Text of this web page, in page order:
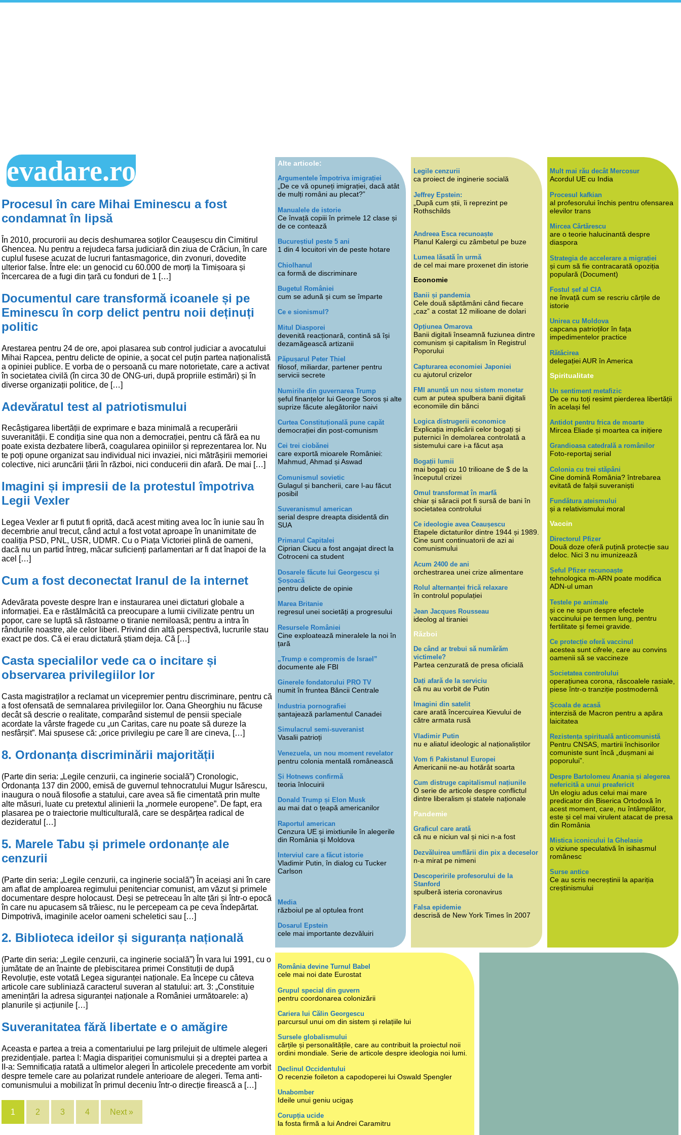
evadare.ro
Procesul în care Mihai Eminescu a fost
condamnat în lipsă
În 2010, procurorii au decis deshumarea soților Ceaușescu din Cimitirul
Ghencea. Nu pentru a rejudeca farsa judiciară din ziua de Crăciun, în care
cuplul fusese acuzat de lucruri fantasmagorice, din zvonuri, dovedite
ulterior false. Între ele: un genocid cu 60.000 de morți la Timișoara și
încercarea de a fugi din țară cu fonduri de 1 […]
Documentul care transformă icoanele și pe
Eminescu în corp delict pentru noii deținuți
politic
Arestarea pentru 24 de ore, apoi plasarea sub control judiciar a avocatului
Mihai Rapcea, pentru delicte de opinie, a șocat cel puțin partea naționalistă
a opiniei publice. E vorba de o persoană cu mare notorietate, care a activat
în societatea civilă (în circa 30 de ONG-uri, după propriile estimări) și în
diverse organizații politice, de […]
Adevăratul test al patriotismului
Recâștigarea libertății de exprimare e baza minimală a recuperării
suveranității. E condiția sine qua non a democrației, pentru că fără ea nu
poate exista dezbatere liberă, coagularea opiniilor și reprezentarea lor. Nu
te poți opune organizat sau individual nici invaziei, nici mătrășirii memoriei
colective, nici aruncării țării în război, nici conducerii din afară. De mai […]
Imagini și impresii de la protestul împotriva
Legii Vexler
Legea Vexler ar fi putut fi oprită, dacă acest miting avea loc în iunie sau în
decembrie anul trecut, când actul a fost votat aproape în unanimitate de
coaliția PSD, PNL, USR, UDMR. Cu o Piața Victoriei plină de oameni,
dacă nu un partid întreg, măcar suficienți parlamentari ar fi dat înapoi de la
acel […]
Cum a fost deconectat Iranul de la internet
Adevărata poveste despre Iran e instaurarea unei dictaturi globale a
informației. Ea e răstălmăcită ca preocupare a lumii civilizate pentru un
popor, care se luptă să răstoarne o tiranie nemiloasă; pentru a intra în
rândurile noastre, ale celor liberi. Privind din altă perspectivă, lucrurile stau
exact pe dos. Că ei erau dictatură știam deja. Că […]
Casta specialilor vede ca o incitare și
observarea privilegiilor lor
Casta magistraților a reclamat un vicepremier pentru discriminare, pentru că
a fost ofensată de semnalarea privilegiilor lor. Oana Gheorghiu nu făcuse
decât să descrie o realitate, comparând sistemul de pensii speciale
acordate la vârste fragede cu „un Caritas, care nu poate să dureze la
nesfârșit”. Mai spusese că: „orice privilegiu pe care îl are cineva, […]
8. Ordonanța discriminării majorității
(Parte din seria: „Legile cenzurii, ca inginerie socială”) Cronologic,
Ordonanța 137 din 2000, emisă de guvernul tehnocratului Mugur Isărescu,
inaugura o nouă filosofie a statului, care avea să fie cimentată prin multe
alte măsuri, luate cu pretextul alinierii la „normele europene”. De fapt, era
plasarea pe o traiectorie multiculturală, care se despărțea radical de
dezideratul […]
5. Marele Tabu și primele ordonanțe ale
cenzurii
(Parte din seria: „Legile cenzurii, ca inginerie socială”) În aceiași ani în care
am aflat de amploarea regimului penitenciar comunist, am văzut și primele
documentare despre holocaust. Deși se petreceau în alte țări și într-o epocă
în care nu apucasem să trăiesc, nu le percepeam ca pe ceva îndepărtat.
Dimpotrivă, imaginile acelor oameni scheletici sau […]
2. Biblioteca ideilor și siguranța națională
(Parte din seria: „Legile cenzurii, ca inginerie socială”) În vara lui 1991, cu o
jumătate de an înainte de plebiscitarea primei Constituții de după
Revoluție, este votată Legea siguranței naționale. Ea începe cu câteva
articole care subliniază caracterul suveran al statului: art. 3: „Constituie
amenințări la adresa siguranței naționale a României următoarele: a)
planurile și acțiunile […]
Suveranitatea fără libertate e o amăgire
Aceasta e partea a treia a comentariului pe larg prilejuit de ultimele alegeri
prezidențiale. partea I: Magia dispariției comunismului și a dreptei partea a
II-a: Semnificația ratată a ultimelor alegeri În articolele precedente am vorbit
despre temele care au polarizat rundele anterioare de alegeri. Tema anti-
comunismului a mobilizat în primul deceniu într-o direcție firească a […]
1 2 3 4 Next »
Alte articole:
Argumentele împotriva imigrației
„De ce vă opuneți imigrației, dacă atât
de mulți români au plecat?”
Manualele de istorie
Ce învață copiii în primele 12 clase și
de ce contează
Bucureștiul peste 5 ani
1 din 4 locuitori vin de peste hotare
Chiolhanul
ca formă de discriminare
Bugetul României
cum se adună și cum se împarte
Ce e sionismul?
Mitul Diasporei
devenită reacționară, contină să își
dezamăgească artizanii
Păpușarul Peter Thiel
filosof, miliardar, partener pentru
servicii secrete
Numirile din guvernarea Trump
șeful finanțelor lui George Soros și alte
suprize făcute alegătorilor naivi
Curtea Constituțională pune capăt
democrației din post-comunism
Cei trei ciobănei
care exportă mioarele României:
Mahmud, Ahmad și Aswad
Comunismul sovietic
Gulagul și bancherii, care l-au făcut
posibil
Suveranismul american
serial despre dreapta disidentă din
SUA
Primarul Capitalei
Ciprian Ciucu a fost angajat direct la
Cotroceni ca student
Dosarele făcute lui Georgescu și
Șoșoacă
pentru delicte de opinie
Marea Britanie
regresul unei societăți a progresului
Resursele României
Cine exploatează mineralele la noi în
țară
„Trump e compromis de Israel”
documente ale FBI
Ginerele fondatorului PRO TV
numit în fruntea Băncii Centrale
Industria pornografiei
șantajează parlamentul Canadei
Simulacrul semi-suveranist
Vasalii patrioți
Venezuela, un nou moment revelator
pentru colonia mentală românească
Și Hotnews confirmă
teoria înlocuirii
Donald Trump și Elon Musk
au mai dat o țeapă americanilor
Raportul american
Cenzura UE și imixtiunile în alegerile
din România și Moldova
Interviul care a făcut istorie
Vladimir Putin, în dialog cu Tucker
Carlson
Media
războiul pe al optulea front
Dosarul Epstein
cele mai importante dezvăluiri
Legile cenzurii
ca proiect de inginerie socială
Jeffrey Epstein:
„După cum știi, îi reprezint pe
Rothschilds
Andreea Esca recunoaște
Planul Kalergi cu zâmbetul pe buze
Lumea lăsată în urmă
de cel mai mare proxenet din istorie
Economie
Banii și pandemia
Cele două săptămâni când fiecare
„caz” a costat 12 milioane de dolari
Opțiunea Omarova
Banii digitali înseamnă fuziunea dintre
comunism și capitalism în Registrul
Poporului
Capturarea economiei Japoniei
cu ajutorul crizelor
FMI anunță un nou sistem monetar
cum ar putea spulbera banii digitali
economiile din bănci
Logica distrugerii economice
Explicația implicării celor bogați și
puternici în demolarea controlată a
sistemului care i-a făcut așa
Bogații lumii
mai bogați cu 10 trilioane de $ de la
începutul crizei
Omul transformat în marfă
chiar și săracii pot fi sursă de bani în
societatea controlului
Ce ideologie avea Ceaușescu
Etapele dictaturilor dintre 1944 și 1989.
Cine sunt continuatorii de azi ai
comunismului
Acum 2400 de ani
orchestrarea unei crize alimentare
Rolul alternanței frică relaxare
în controlul populației
Jean Jacques Rousseau
ideolog al tiraniei
Război
De când ar trebui să numărăm
victimele?
Partea cenzurată de presa oficială
Dați afară de la serviciu
că nu au vorbit de Putin
Imagini din satelit
care arată încercuirea Kievului de
către armata rusă
Vladimir Putin
nu e aliatul ideologic al naționaliștilor
Vom fi Pakistanul Europei
Americanii ne-au hotărât soarta
Cum distruge capitalismul națiunile
O serie de articole despre conflictul
dintre liberalism și statele naționale
Pandemie
Graficul care arată
că nu e niciun val și nici n-a fost
Dezvăluirea umflării din pix a deceselor
n-a mirat pe nimeni
Descoperirile profesorului de la
Stanford
spulberă isteria coronavirus
Falsa epidemie
descrisă de New York Times în 2007
Mult mai rău decât Mercosur
Acordul UE cu India
Procesul kafkian
al profesorului închis pentru ofensarea
elevilor trans
Mircea Cărtărescu
are o teorie halucinantă despre
diaspora
Strategia de accelerare a migrației
și cum să fie contracarată opoziția
populară (Document)
Fostul șef al CIA
ne învață cum se rescriu cărțile de
istorie
Unirea cu Moldova
capcana patrioților în fața
impedimentelor practice
Rătăcirea
delegației AUR în America
Spiritualitate
Un sentiment metafizic
De ce nu toți resimt pierderea libertății
în același fel
Antidot pentru frica de moarte
Mircea Eliade și moartea ca inițiere
Grandioasa catedrală a românilor
Foto-reportaj serial
Colonia cu trei stăpâni
Cine domină România? întrebarea
evitată de falșii suveraniști
Fundătura ateismului
și a relativismului moral
Vaccin
Directorul Pfizer
Două doze oferă puțină protecție sau
deloc. Nici 3 nu imunizează
Șeful Pfizer recunoaște
tehnologica m-ARN poate modifica
ADN-ul uman
Testele pe animale
și ce ne spun despre efectele
vaccinului pe termen lung, pentru
fertilitate și femei gravide.
Ce protecție oferă vaccinul
acestea sunt cifrele, care au convins
oamenii să se vaccineze
Societatea controlului
operațiunea corona, răscoalele rasiale,
piese într-o tranziție postmodernă
Școala de acasă
interzisă de Macron pentru a apăra
laicitatea
Rezistența spirituală anticomunistă
Pentru CNSAS, martirii închisorilor
comuniste sunt încă „dușmani ai
poporului”.
Despre Bartolomeu Anania și alegerea
nefericită a unui preafericit
Un elogiu adus celui mai mare
predicator din Biserica Ortodoxă în
acest moment, care, nu întâmplător,
este și cel mai virulent atacat de presa
din România
Mistica iconicului la Ghelasie
o viziune speculativă în isihasmul
românesc
Surse antice
Ce au scris necreștinii la apariția
creștinismului
România devine Turnul Babel
cele mai noi date Eurostat
Grupul special din guvern
pentru coordonarea colonizării
Cariera lui Călin Georgescu
parcursul unui om din sistem și relațiile lui
Sursele globalismului
cărțile și personalitățile, care au contribuit la proiectul noii
ordini mondiale. Serie de articole despre ideologia noi lumi.
Declinul Occidentului
O recenzie foileton a capodoperei lui Oswald Spengler
Unabomber
Ideile unui geniu ucigaș
Corupția ucide
la fosta firmă a lui Andrei Caramitru